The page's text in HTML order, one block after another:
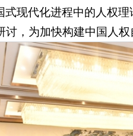
式现代化进程中的人权
，为加快构建中国人